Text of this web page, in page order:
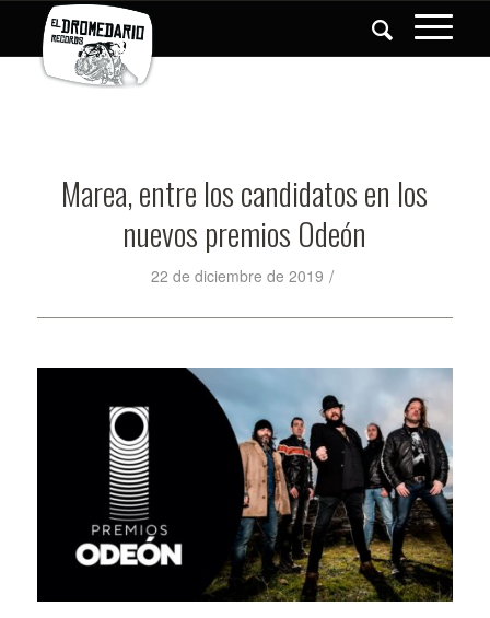
Marea, entre los candidatos en los
nuevos premios Odeón
22 de diciembre de 2019 /